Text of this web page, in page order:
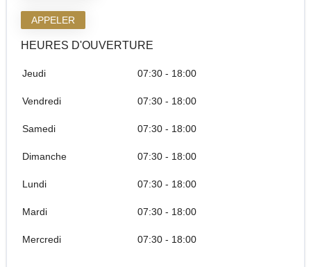
APPELER
HEURES D'OUVERTURE
Jeudi 07:30 - 18:00
Vendredi 07:30 - 18:00
Samedi 07:30 - 18:00
Dimanche 07:30 - 18:00
Lundi 07:30 - 18:00
Mardi 07:30 - 18:00
Mercredi 07:30 - 18:00